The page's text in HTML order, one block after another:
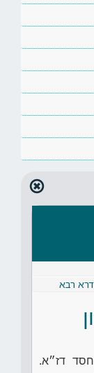
רבא
חסד דז״א.